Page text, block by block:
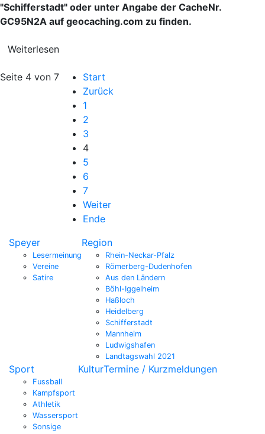
"Schifferstadt" oder unter Angabe der CacheNr.
GC95N2A auf geocaching.com zu finden.
Weiterlesen
Seite 4 von 7
Start
Zurück
1
2
3
4
5
6
7
Weiter
Ende
Speyer
Lesermeinung
Vereine
Satire
Region
Rhein-Neckar-Pfalz
Römerberg-Dudenhofen
Aus den Ländern
Böhl-Iggelheim
Haßloch
Heidelberg
Schifferstadt
Mannheim
Ludwigshafen
Landtagswahl 2021
Sport
Fussball
Kampfsport
Athletik
Wassersport
Sonsige
KulturTermine / Kurzmeldungen